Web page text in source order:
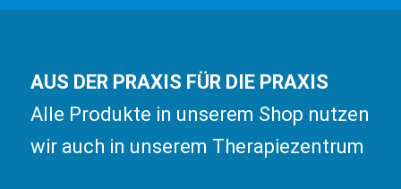
AUS DER PRAXIS FÜR DIE PRAXIS
Alle Produkte in unserem Shop nutzen
wir auch in unserem Therapiezentrum